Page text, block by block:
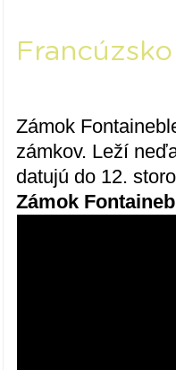
Zámok
zámkov. Leží
datujú do 12.
Zámok